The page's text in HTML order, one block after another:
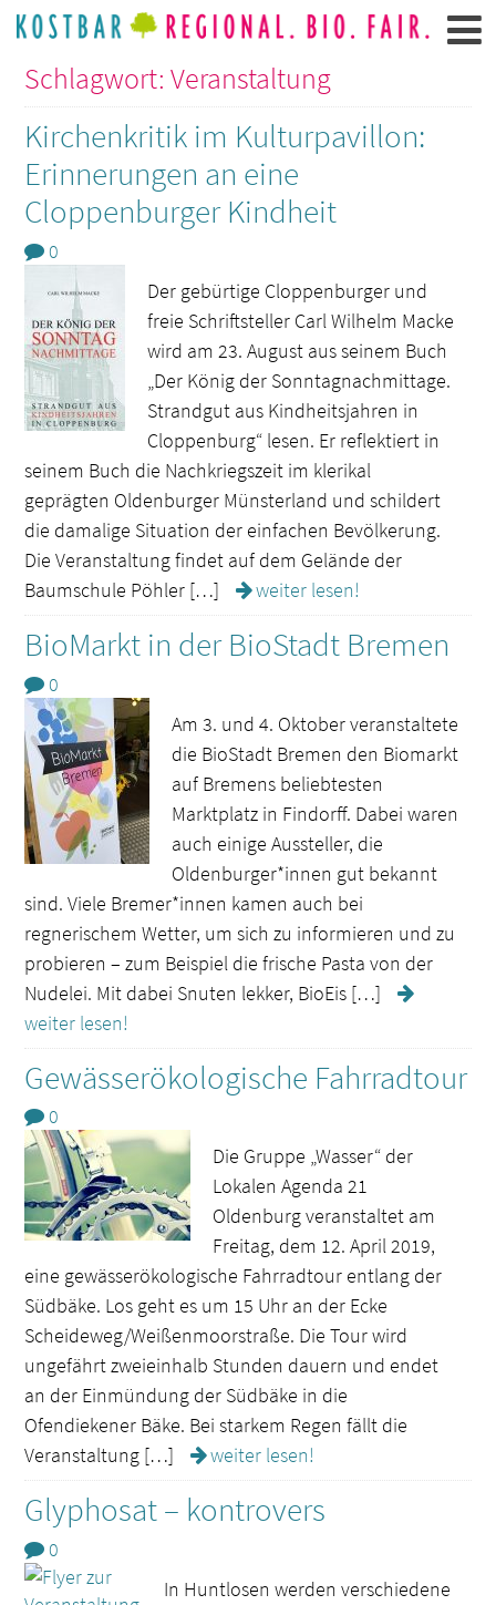
Schlagwort: Veranstaltung
Kirchenkritik im Kulturpavillon:
Erinnerungen an eine
Cloppenburger Kindheit
0
Der gebürtige Cloppenburger und
freie Schriftsteller Carl Wilhelm Macke
wird am 23. August aus seinem Buch
„Der König der Sonntagnachmittage.
Strandgut aus Kindheitsjahren in
Cloppenburg“ lesen. Er reflektiert in
seinem Buch die Nachkriegszeit im klerikal
geprägten Oldenburger Münsterland und schildert
die damalige Situation der einfachen Bevölkerung.
Die Veranstaltung findet auf dem Gelände der
Baumschule Pöhler […]
weiter lesen!
BioMarkt in der BioStadt Bremen
0
Am 3. und 4. Oktober veranstaltete
die BioStadt Bremen den Biomarkt
auf Bremens beliebtesten
Marktplatz in Findorff. Dabei waren
auch einige Aussteller, die
Oldenburger*innen gut bekannt
sind. Viele Bremer*innen kamen auch bei
regnerischem Wetter, um sich zu informieren und zu
probieren – zum Beispiel die frische Pasta von der
Nudelei. Mit dabei Snuten lekker, BioEis […]
weiter lesen!
Gewässerökologische Fahrradtour
0
Die Gruppe „Wasser“ der
Lokalen Agenda 21
Oldenburg veranstaltet am
Freitag, dem 12. April 2019,
eine gewässerökologische Fahrradtour entlang der
Südbäke. Los geht es um 15 Uhr an der Ecke
Scheideweg/Weißenmoorstraße. Die Tour wird
ungefährt zweieinhalb Stunden dauern und endet
an der Einmündung der Südbäke in die
Ofendiekener Bäke. Bei starkem Regen fällt die
Veranstaltung […]
weiter lesen!
Glyphosat – kontrovers
0
In Huntlosen werden verschiedene